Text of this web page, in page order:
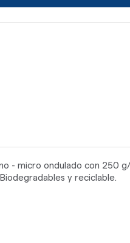
- micro ondulado con 250 g/
y reciclable.